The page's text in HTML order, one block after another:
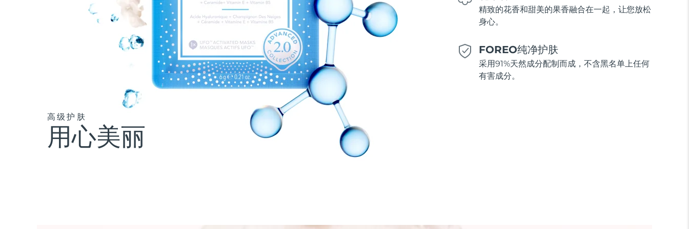
高级护肤
用心美丽
精致的花香和甜美的果香融合在一起，让您放松
身心。
FOREO纯净护肤
采用91%天然成分配制而成，不含黑名单上任何
有害成分。